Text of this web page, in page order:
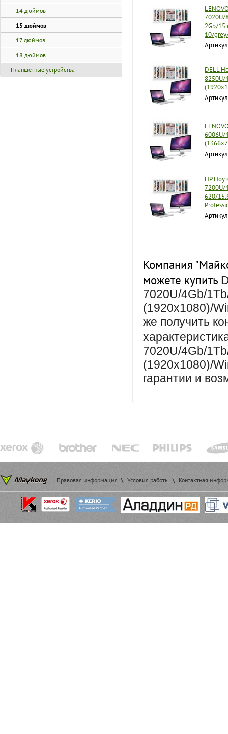
14 дюймов
15 дюймов
17 дюймов
18 дюймов
Планшетные устройства
7020U/
2Gb/
10/
DELL
8250U/
6006U/
HP
7200U/
620/
Компания
можете купить
7020U/4Gb/
(1920x1080)/
же получить
7020U/4Gb/
(1920x1080)/
гарантии и
Правовая информация \ Условия работы \ Контактная